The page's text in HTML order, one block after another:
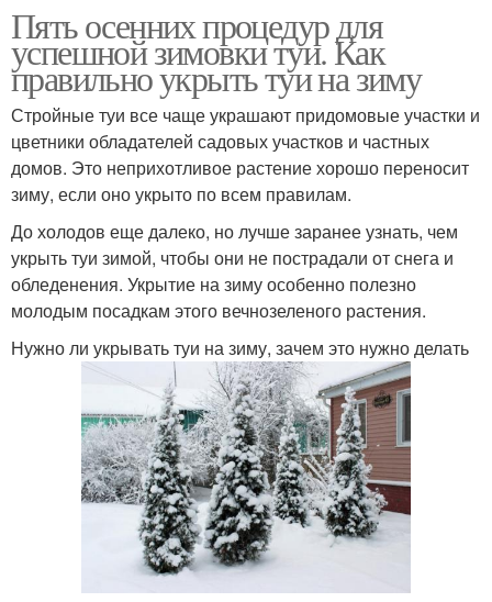
Пять осенних процедур для
успешной зимовки туи. Как
правильно укрыть туи на зиму
Стройные туи все чаще украшают придомовые участки и
цветники обладателей садовых участков и частных
домов. Это неприхотливое растение хорошо переносит
зиму, если оно укрыто по всем правилам.
До холодов еще далеко, но лучше заранее узнать, чем
укрыть туи зимой, чтобы они не пострадали от снега и
обледенения. Укрытие на зиму особенно полезно
молодым посадкам этого вечнозеленого растения.
Нужно ли укрывать туи на зиму, зачем это нужно делать